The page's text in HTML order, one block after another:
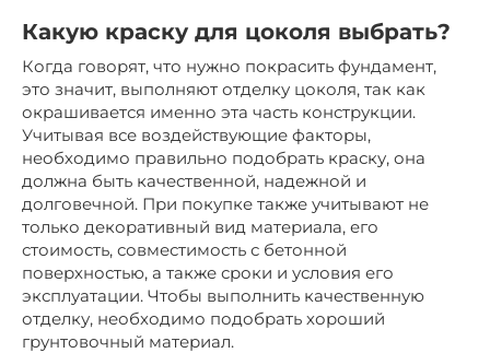
Какую краску для цоколя выбрать?
Когда говорят, что нужно покрасить фундамент,
это значит, выполняют отделку цоколя, так как
окрашивается именно эта часть конструкции.
Учитывая все воздействующие факторы,
необходимо правильно подобрать краску, она
должна быть качественной, надежной и
долговечной. При покупке также учитывают не
только декоративный вид материала, его
стоимость, совместимость с бетонной
поверхностью, а также сроки и условия его
эксплуатации. Чтобы выполнить качественную
отделку, необходимо подобрать хороший
грунтовочный материал.